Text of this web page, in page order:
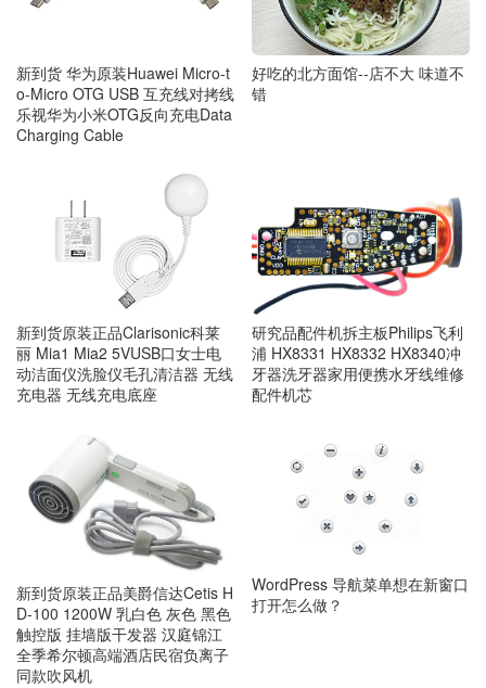
新到货 华为原装Huawei Micro-t
o-Micro OTG USB 互充线对拷线
乐视华为小米OTG反向充电Data
Charging Cable
好吃的北方面馆--店不大 味道不
错
新到货原装正品Clarisonic科莱
丽 Mia1 Mia2 5VUSB口女士电
动洁面仪洗脸仪毛孔清洁器 无线
充电器 无线充电底座
研究品配件机拆主板Philips飞利
浦 HX8331 HX8332 HX8340冲
牙器洗牙器家用便携水牙线维修
配件机芯
新到货原装正品美爵信达Cetis H
D-100 1200W 乳白色 灰色 黑色
触控版 挂墙版干发器 汉庭锦江
全季希尔顿高端酒店民宿负离子
同款吹风机
WordPress 导航菜单想在新窗口
打开怎么做？